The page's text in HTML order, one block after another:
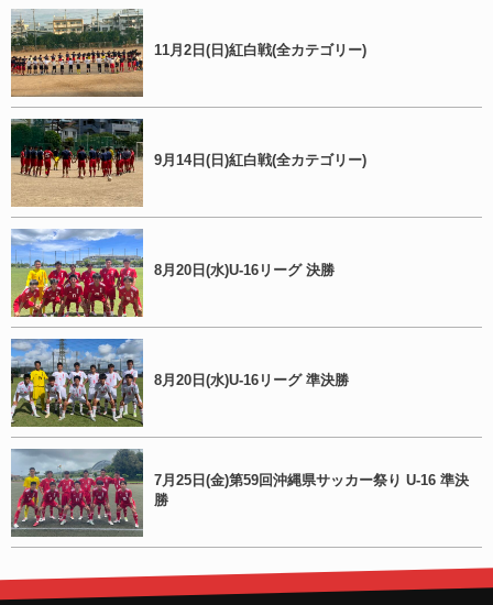
11月2日(日)紅白戦(全カテゴリー)
9月14日(日)紅白戦(全カテゴリー)
8月20日(水)U-16リーグ 決勝
8月20日(水)U-16リーグ 準決勝
7月25日(金)第59回沖縄県サッカー祭り U-16 準決
勝